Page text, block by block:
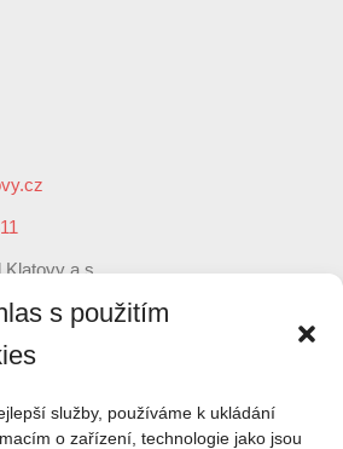
s použitím
služby, používáme k ukládání
o zařízení, technologie jako jsou
Klatovy a.s.